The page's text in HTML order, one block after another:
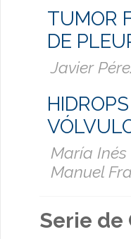
TUMOR
DE
Javier
María Inés
Manuel
Serie de